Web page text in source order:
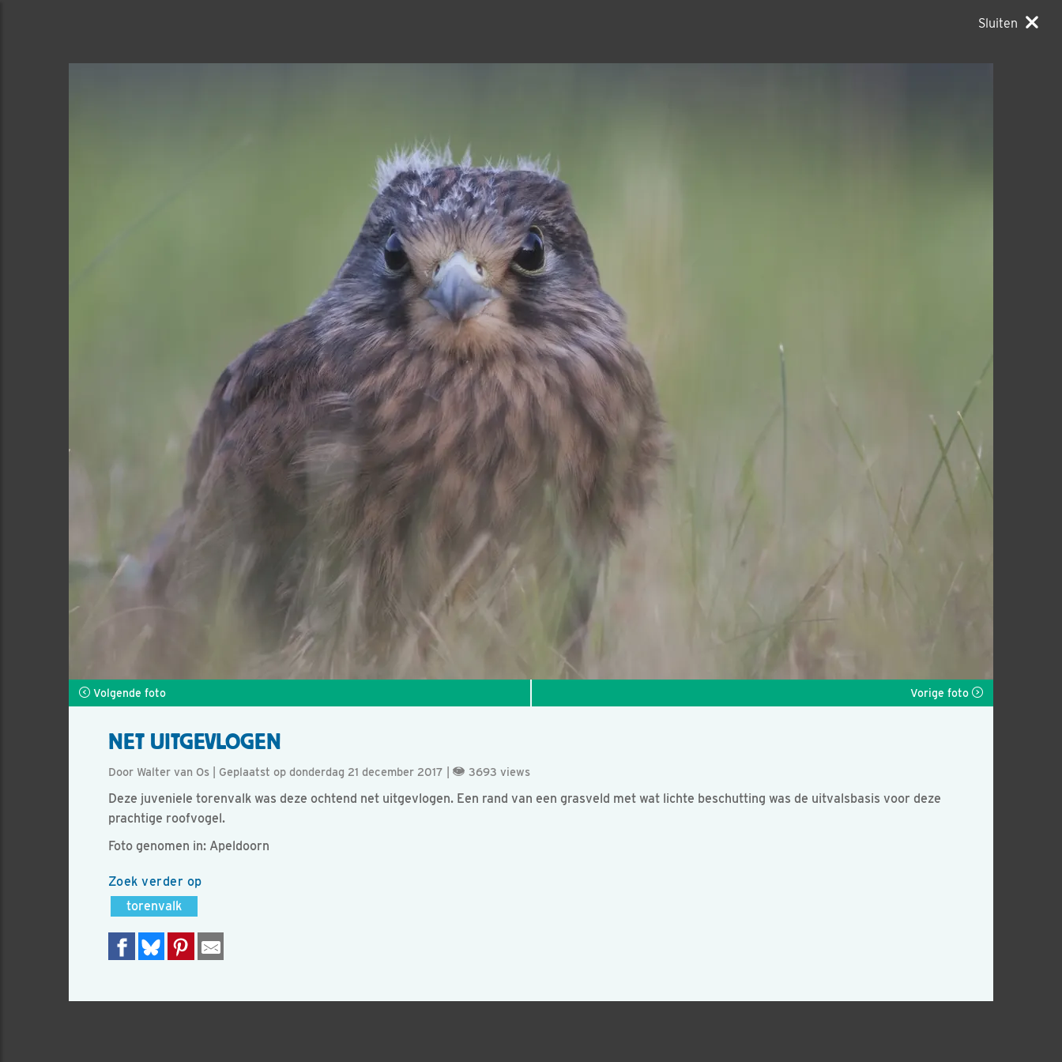
Sluiten
Volgende foto Vorige foto
NET UITGEVLOGEN
Door Walter van Os | Geplaatst op donderdag 21 december 2017 | 3693 views
Deze juveniele torenvalk was deze ochtend net uitgevlogen. Een rand van een grasveld met wat lichte beschutting was de uitvalsbasis voor deze
prachtige roofvogel.
Foto genomen in: Apeldoorn
Zoek verder op
torenvalk